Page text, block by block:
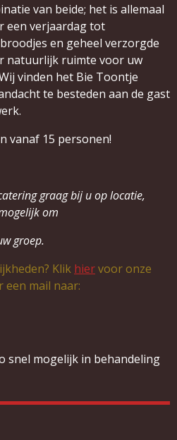
van beide; het is allemaal
een verjaardag tot
en geheel verzorgde
natuurlijk ruimte voor uw
vinden het Bie Toontje
te besteden aan de gast
vanaf 15 personen!
graag bij u op locatie,
om
groep.
Klik hiervoor onze
een mail naar:
snel mogelijk in behandeling